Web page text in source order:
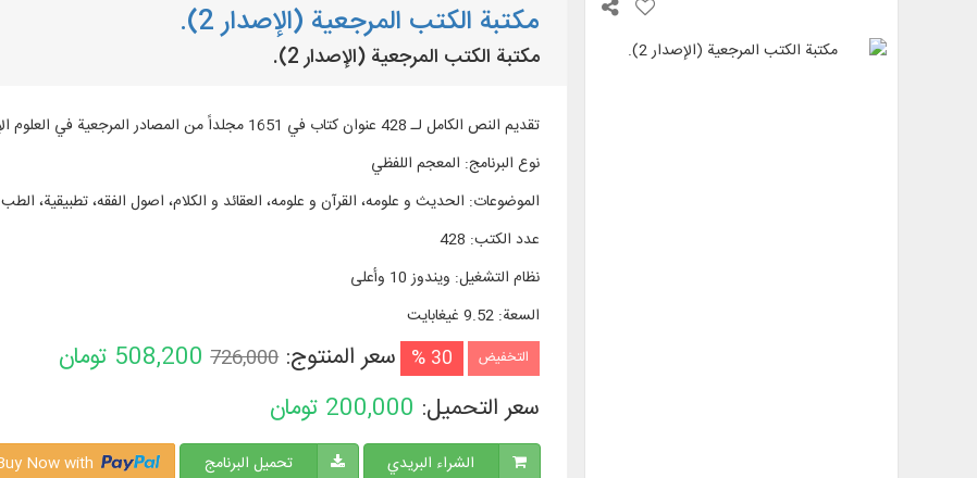
مكتبة الكتب المرجعية (الإصدار 2).
مكتبة الكتب المرجعية (الإصدار 2).
تقديم النص الكامل لـ 428 عنوان كتاب في 1651 مجلداً من المصادر المرجعية في العلوم الإسلامية.
نوع البرنامج: المعجم اللفظي
الموضوعات: الحديث و علومه، القرآن و علومه، العقائد و الكلام، اصول الفقه، تطبيقية، الطب
عدد الكتب:
428
نظام التشغیل: ويندوز 10 وأعلی
السعة: 9.52 غيغابايت
التخفيض 30 % سعر المنتوج:726,000
508,200 تومان
سعر التحميل: 200,000 تومان
الشراء البريدي تحميل البرنامج